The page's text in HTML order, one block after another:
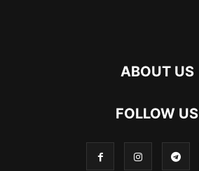
ABOUT US
FOLLOW US